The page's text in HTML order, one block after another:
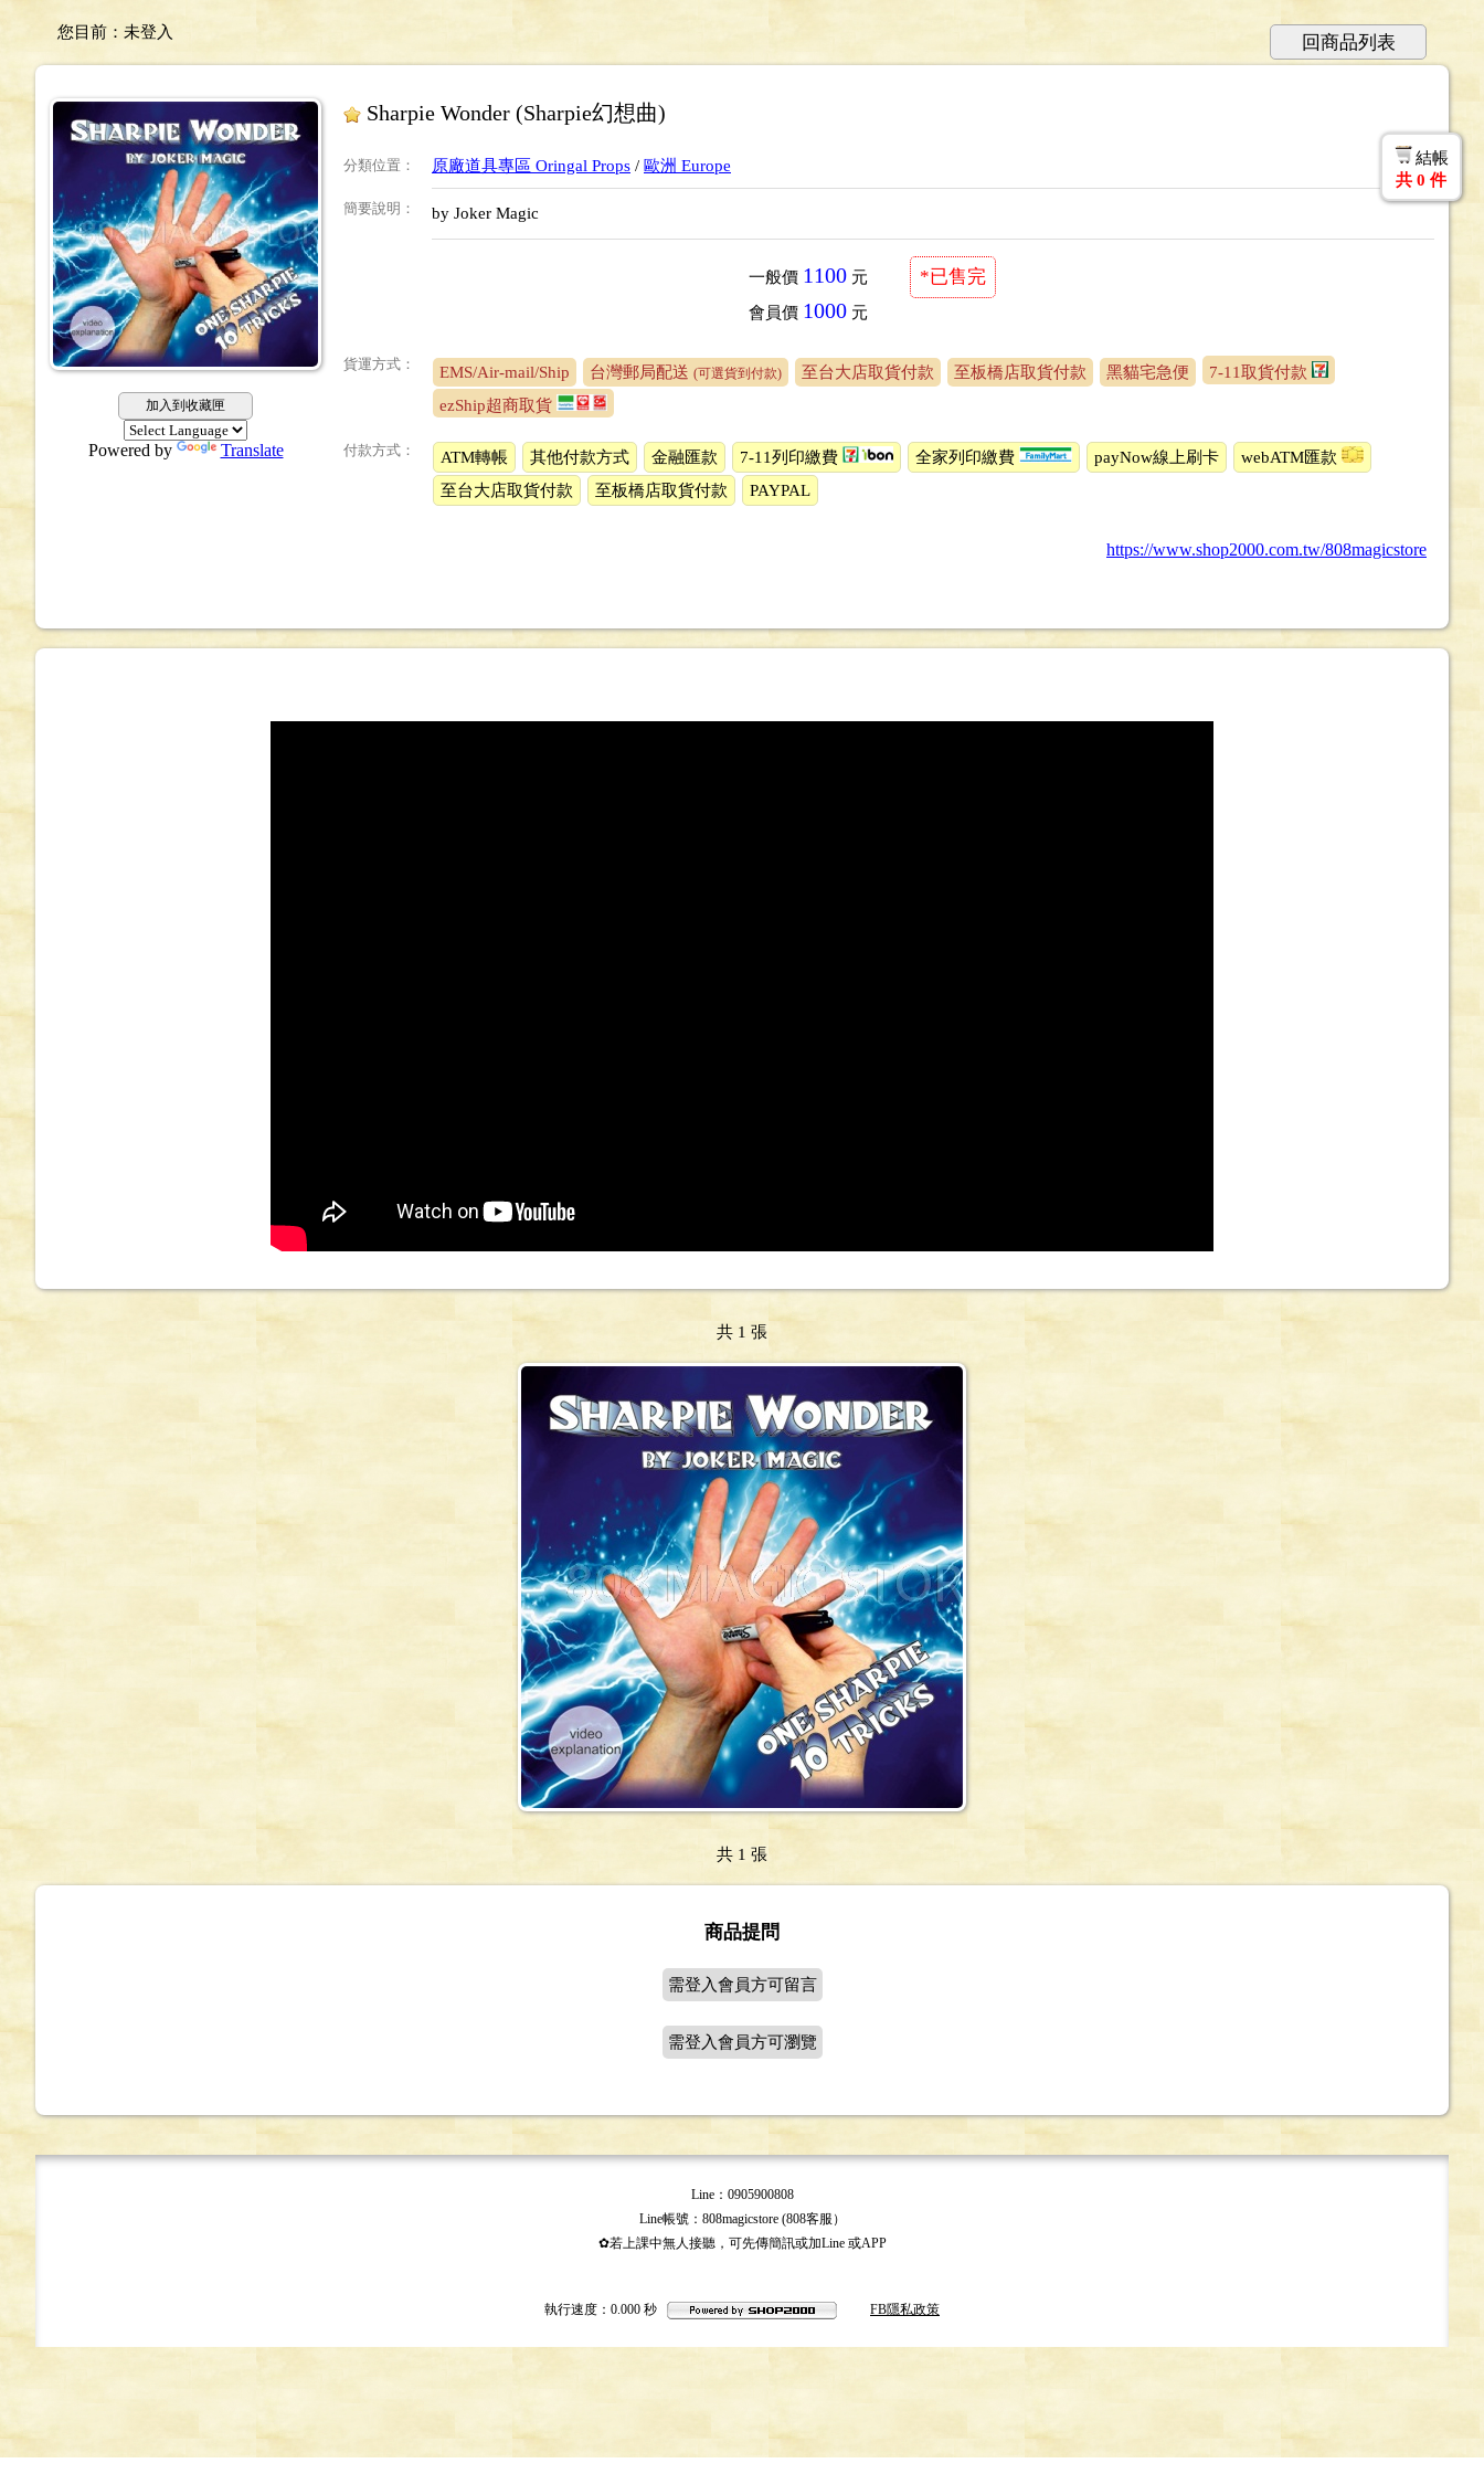
您目前： 未登入 回商品列表
加入到收藏匣
Powered by Translate
Sharpie Wonder (Sharpie幻想曲)
分類位置 ： 原廠道具專區 Oringal Props / 歐洲 Europe
簡要說明 ： by Joker Magic
一般價 1100 元
會員價 1000 元
*已售完
貨運方式： EMS/Air-mail/Ship 台灣郵局配送 (可選貨到付款) 至台大店取貨付款 至板橋店取貨付款 黑貓宅急便
7-11取貨付款
ezShip超商取貨
付款方式： ATM轉帳 其他付款方式 金融匯款 7-11列印繳費 全家列印繳費 payNow線上刷卡
webATM匯款
至台大店取貨付款
至板橋店取貨付款 PAYPAL
https://www.shop2000.com.tw/808magicstore
結帳
共 0 件
共 1 張
共 1 張
商品提問
需登入會員方可留言
需登入會員方可瀏覽
Line：0905900808
Line帳號：808magicstore (808客服）
✿若上課中無人接聽，可先傳簡訊或加Line 或APP
執行速度 ：0.000 秒 FB隱私政策